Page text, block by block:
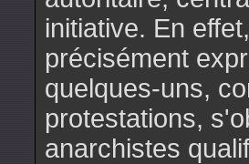
initiative. En
précisément
quelques-uns,
protestations,
anarchistes